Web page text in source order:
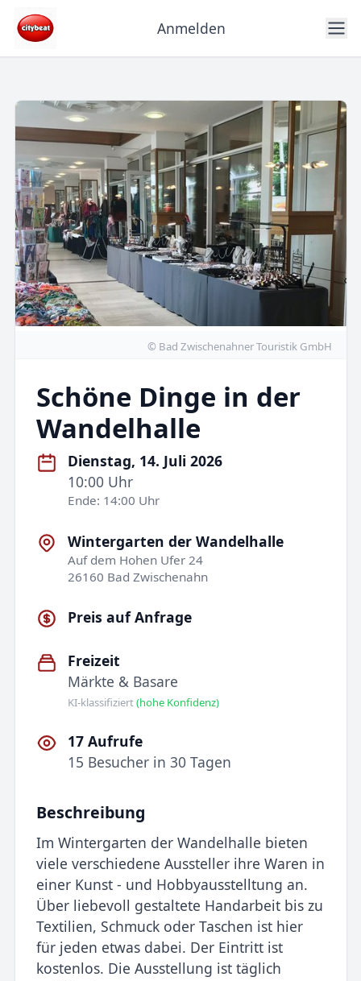
Anmelden
© Bad Zwischenahner Touristik GmbH
Schöne Dinge in der
Wandelhalle
Dienstag, 14. Juli 2026
10:00 Uhr
Ende: 14:00 Uhr
Wintergarten der Wandelhalle
Auf dem Hohen Ufer 24
26160 Bad Zwischenahn
Preis auf Anfrage
Freizeit
Märkte & Basare
KI-klassifiziert(hohe Konfidenz)
17 Aufrufe
15 Besucher in 30 Tagen
Beschreibung
Im Wintergarten der Wandelhalle bieten
viele verschiedene Aussteller ihre Waren in
einer Kunst - und Hobbyausstelltung an.
Über liebevoll gestaltete Handarbeit bis zu
Textilien, Schmuck oder Taschen ist hier
für jeden etwas dabei. Der Eintritt ist
kostenlos. Die Ausstellung ist täglich